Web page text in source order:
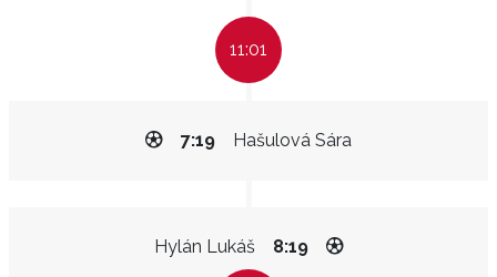
11:01
Hašulová Sára
7:19
Hylán Lukáš 8:19